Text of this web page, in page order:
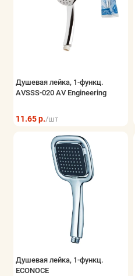
Душевая лейка, 1-функц.
AVSSS-020 AV Engineering
11.65 р./шт
Душевая лейка, 1-функц.
ECONOCE